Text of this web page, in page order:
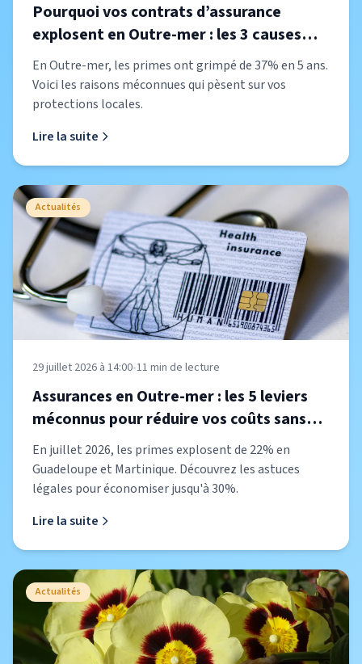
Pourquoi vos contrats d’assurance
explosent en Outre-mer : les 3 causes
cachées révélées
En Outre-mer, les primes ont grimpé de 37% en 5 ans.
Voici les raisons méconnues qui pèsent sur vos
protections locales.
Lire la suite
Actualités
29 juillet 2026 à 14:00•11 min de lecture
Assurances en Outre-mer : les 5 leviers
méconnus pour réduire vos coûts sans
réduire votre protection
En juillet 2026, les primes explosent de 22% en
Guadeloupe et Martinique. Découvrez les astuces
légales pour économiser jusqu'à 30%.
Lire la suite
Actualités